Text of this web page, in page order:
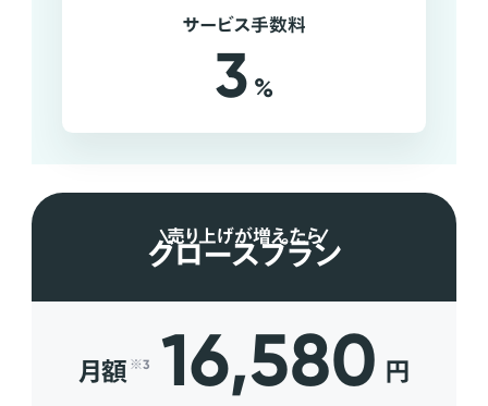
サービス手数料
3 %
売り上げが増えたら
グロースプラン
月額 ※3 16,580 円